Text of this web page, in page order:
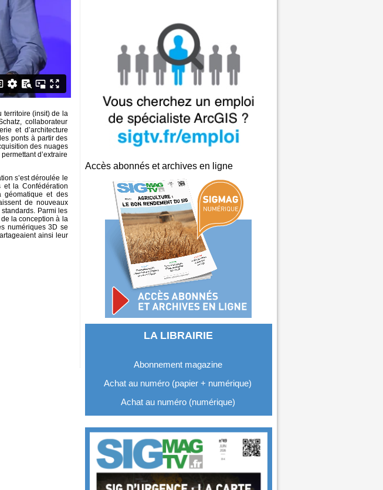
territoire (insit) de la
collaborateur
et d’architecture
ponts à partir des
des nuages
d’extraire
s’est déroulée le
et la Confédération
géomatique et des
de nouveaux
Parmi les
la conception à la
numériques 3D se
ainsi leur
Accès abonnés et archives en ligne
LA LIBRAIRIE
Abonnement magazine
Achat au numéro (papier + numérique)
Achat au numéro (numérique)